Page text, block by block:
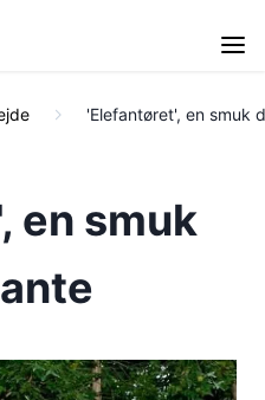
'Elefantøret', en smuk
en smuk